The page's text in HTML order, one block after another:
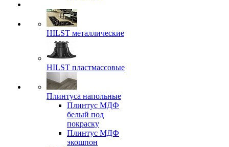
HILST металлические
HILST пластмассовые
Плинтуса напольные
Плинтус МДФ
белый под
покраску
Плинтус МДФ
экошпон